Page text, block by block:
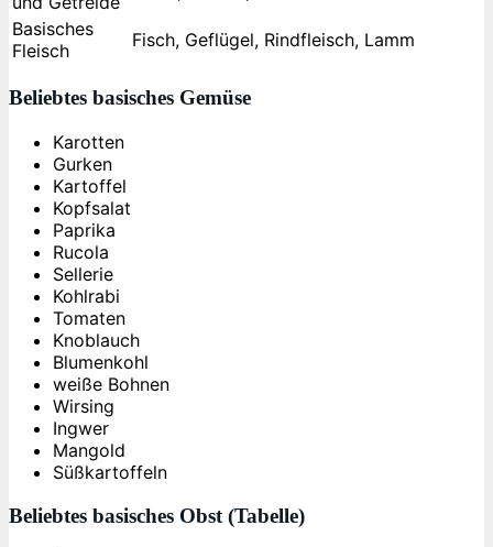
Basisches
Fleisch
Fisch, Geflügel, Rindfleisch, Lamm
Beliebtes basisches Gemüse
Karotten
Gurken
Kartoffel
Kopfsalat
Paprika
Rucola
Sellerie
Kohlrabi
Tomaten
Knoblauch
Blumenkohl
weiße Bohnen
Wirsing
Ingwer
Mangold
Süßkartoffeln
Beliebtes basisches Obst (Tabelle)